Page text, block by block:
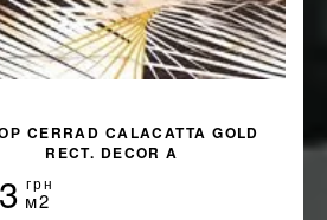
CERRAD CALACATTA GOLD
RECT. DECOR A
грн
м2